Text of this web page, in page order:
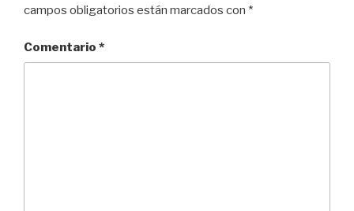
campos obligatorios están marcados con *
Comentario *